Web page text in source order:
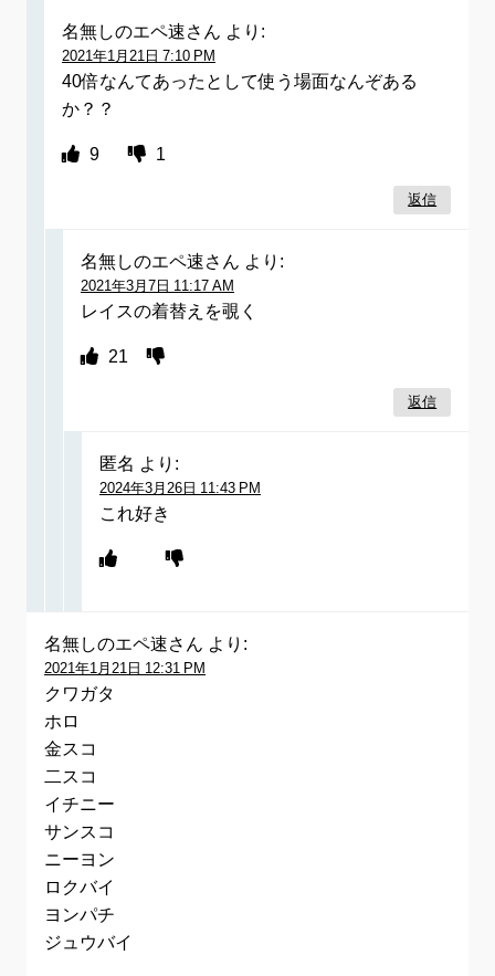
名無しのエペ速さん より:
2021年1月21日 7:10 PM
40倍なんてあったとして使う場面なんぞある
か？？
9 1
返信
名無しのエペ速さん より:
2021年3月7日 11:17 AM
レイスの着替えを覗く
21
返信
匿名 より:
2024年3月26日 11:43 PM
これ好き
名無しのエペ速さん より:
2021年1月21日 12:31 PM
クワガタ
ホロ
金スコ
二スコ
イチニー
サンスコ
ニーヨン
ロクバイ
ヨンパチ
ジュウバイ